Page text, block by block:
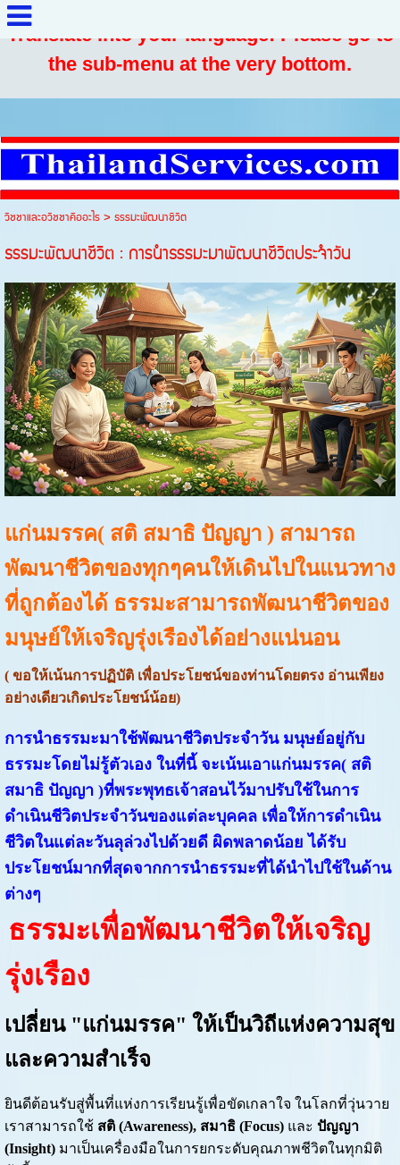
Translate into your language: Please go to
the sub-menu at the very bottom.
วิชชาและอวิชชาคืออะไร>ธรรมะพัฒนาชีวิต
ธรรมะพัฒนาชีวิต : การนำธรรมะมาพัฒนาชีวิตประจำวัน
แก่นมรรค( สติ สมาธิ ปัญญา ) สามารถ
พัฒนาชีวิตของทุกๆคนให้เดินไปในแนวทาง
ที่ถูกต้องได้ ธรรมะสามารถพัฒนาชีวิตของ
มนุษย์ให้เจริญรุ่งเรืองได้อย่างแน่นอน
( ขอให้เน้นการปฏิบัติ เพื่อประโยชน์ของท่านโดยตรง อ่านเพียง
อย่างเดียวเกิดประโยชน์น้อย)
การนำธรรมะมาใช้พัฒนาชีวิตประจำวัน มนุษย์อยู่กับ
ธรรมะโดยไม่รู้ตัวเอง ในที่นี้ จะเน้นเอาแก่นมรรค( สติ
สมาธิ ปัญญา )ที่พระพุทธเจ้าสอนไว้มาปรับใช้ในการ
ดำเนินชีวิตประจำวันของแต่ละบุคคล เพื่อให้การดำเนิน
ชีวิตในแต่ละวันลุล่วงไปด้วยดี ผิดพลาดน้อย ได้รับ
ประโยชน์มากที่สุดจากการนำธรรมะที่ได้นำไปใช้ในด้าน
ต่างๆ
ธรรมะเพื่อพัฒนาชีวิตให้เจริญ
รุ่งเรือง
เปลี่ยน "แก่นมรรค" ให้เป็นวิถีแห่งความสุข
และความสำเร็จ
ยินดีต้อนรับสู่พื้นที่แห่งการเรียนรู้เพื่อขัดเกลาใจ ในโลกที่วุ่นวาย
เราสามารถใช้ สติ (Awareness), สมาธิ (Focus)และ ปัญญา
(Insight)มาเป็นเครื่องมือในการยกระดับคุณภาพชีวิตในทุกมิติ